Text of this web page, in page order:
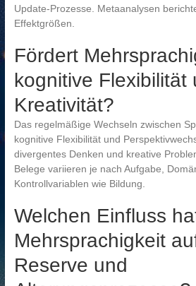
Update-Prozesse. Metaanalysen
Effektgrößen.
Fördert
kognitive Flexibilität
Kreativität?
Das regelmäßige Wechseln zwischen
kognitive Flexibilität und
divergentes Denken und kreative
Belege variieren je nach Aufgabe,
Kontrollvariablen wie Bildung.
Welchen Einfluss
Mehrsprachigkeit
Reserve und